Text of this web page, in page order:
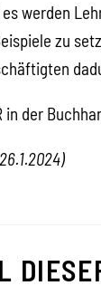
werden
zu
in der